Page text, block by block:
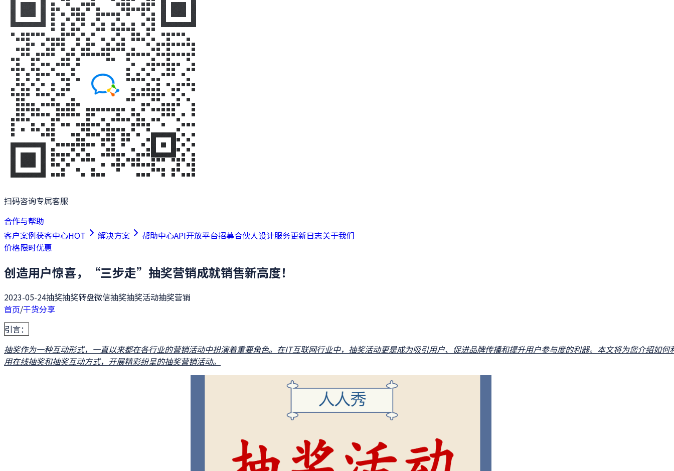
扫码咨询专属客服
合作与帮助
客户案例获客中心HOT 解决方案 帮助中心API开放平台招募合伙人设计服务更新日志关于我们
价格限时优惠
创造用户惊喜，“三步走”抽奖营销成就销售新高度！
2023-05-24抽奖抽奖转盘微信抽奖抽奖活动抽奖营销
首页/干货分享
引言：
抽奖作为一种互动形式，一直以来都在各行业的营销活动中扮演着重要角色。在IT互联网行业中，抽奖活动更是成为吸引用户、促进品牌传播和提升用户参与度的利器。本文将为您介绍如何
用在线抽奖和抽奖互动方式，开展精彩纷呈的抽奖营销活动。